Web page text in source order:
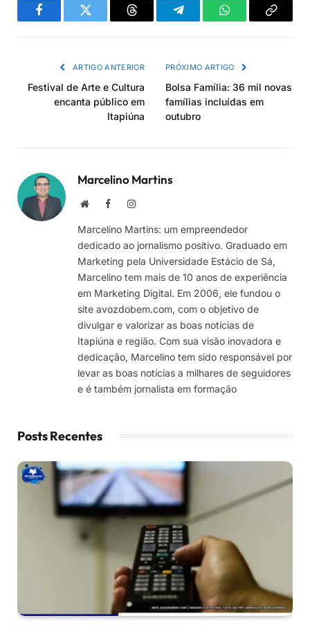
FacebookTwitter Threads TelegramWhatsAppCopiar
ARTIGO ANTERIOR
Festival de Arte e Cultura
encanta público em
Itapiúna
PRÓXIMO ARTIGO
Bolsa Família: 36 mil novas
famílias incluídas em
outubro
Marcelino Martins
Site FacebookInstagram
Marcelino Martins: um empreendedor
dedicado ao jornalismo positivo. Graduado em
Marketing pela Universidade Estácio de Sá,
Marcelino tem mais de 10 anos de experiência
em Marketing Digital. Em 2006, ele fundou o
site avozdobem.com, com o objetivo de
divulgar e valorizar as boas notícias de
Itapiúna e região. Com sua visão inovadora e
dedicação, Marcelino tem sido responsável por
levar as boas notícias a milhares de seguidores
e é também jornalista em formação
Posts Recentes